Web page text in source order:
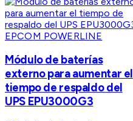
EPCOM POWERLINE
Módulo de baterías
externo para aumentar el
tiempo de respaldo del
UPS EPU3000G3